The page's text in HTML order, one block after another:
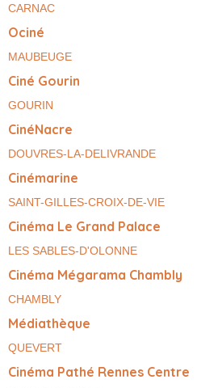
CARNAC
Ociné
MAUBEUGE
Ciné Gourin
GOURIN
CinéNacre
DOUVRES-LA-DELIVRANDE
Cinémarine
SAINT-GILLES-CROIX-DE-VIE
Cinéma Le Grand Palace
LES SABLES-D'OLONNE
Cinéma Mégarama Chambly
CHAMBLY
Médiathèque
QUEVERT
Cinéma Pathé Rennes Centre